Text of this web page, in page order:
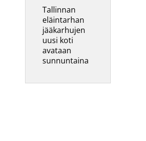
Tallinnan
eläintarhan
jääkarhujen
uusi koti
avataan
sunnuntaina